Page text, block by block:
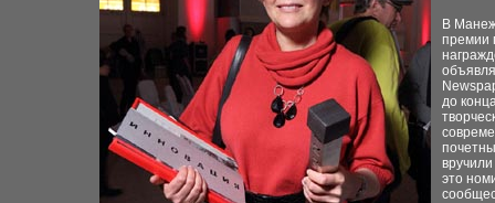
В
премии
до
вручили
это